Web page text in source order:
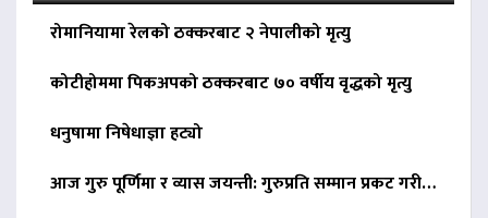
रोमानियामा रेलको ठक्करबाट २ नेपालीको मृत्यु
कोटीहोममा पिकअपको ठक्करबाट ७० वर्षीय वृद्धको मृत्यु
धनुषामा निषेधाज्ञा हट्यो
आज गुरु पूर्णिमा र व्यास जयन्ती: गुरुप्रति सम्मान प्रकट गरी…